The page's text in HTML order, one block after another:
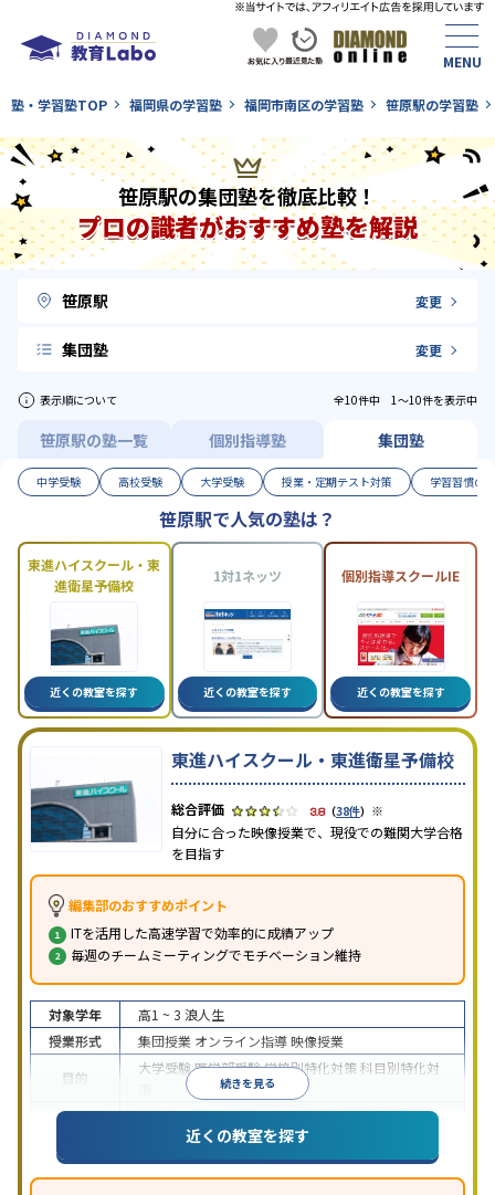
塾・学習塾TOP 福岡県の学習塾 福岡市南区の学習塾 笹原駅の学習塾
笹原駅の集団塾を徹底比較！
プロの識者がおすすめ塾を解説
笹原駅 変更
集団塾 変更
表示順について 全10件中 1〜10件を表示中
笹原駅の塾一覧 個別指導塾 集団塾
中学受験 高校受験 大学受験 授業・定期テスト対策 学習習慣の
笹原駅で人気の塾は？
東進ハイスクール・東
進衛星予備校
近くの教室を探す
1対1ネッツ
近くの教室を探す
個別指導スクールIE
近くの教室を探す
東進ハイスクール・東進衛星予備校
3.8（38件） ※
自分に合った映像授業で、現役での難関大学合格
を目指す
編集部のおすすめポイント
ITを活用した高速学習で効率的に成績アップ
毎週のチームミーティングでモチベーション維持
続きを見る
対象学年 高1 ~ 3 浪人生
授業形式
集団授業 オンライン指導映像授業
目的
大学受験医学部受験学校別特化対策科目別特化対
特待生・奨学金制度あり授業の振替可能学習に
PC・タブレットを利用1科目から受講可能
習のみの受講可
※2024年6月調査。大学受験塾・予備校のアンケート調査方法を参照
近くの教室を探す